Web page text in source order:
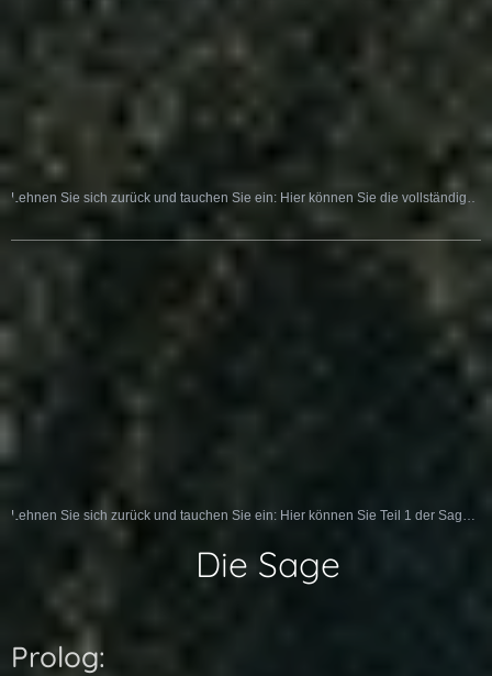
Lehnen Sie sich zurück und tauchen Sie ein: Hier können Sie die vollständige Sage als Hörspiel erleben:
Lehnen Sie sich zurück und tauchen Sie ein: Hier können Sie Teil 1 der Sage als Hörspiel erleben:
📜 Die Sage
Prolog: